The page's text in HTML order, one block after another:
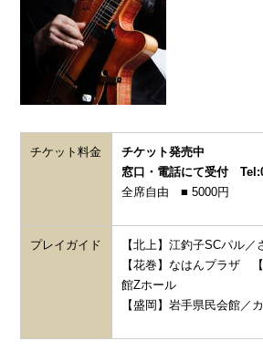
チケット料金
チケット発売中
窓口・電話にて受付
全席自由 ■ 5000円
プレイガイド
【北上】江釣子SCパル
【花巻】なはんプラザ
館Zホール
【盛岡】岩手県民会館／